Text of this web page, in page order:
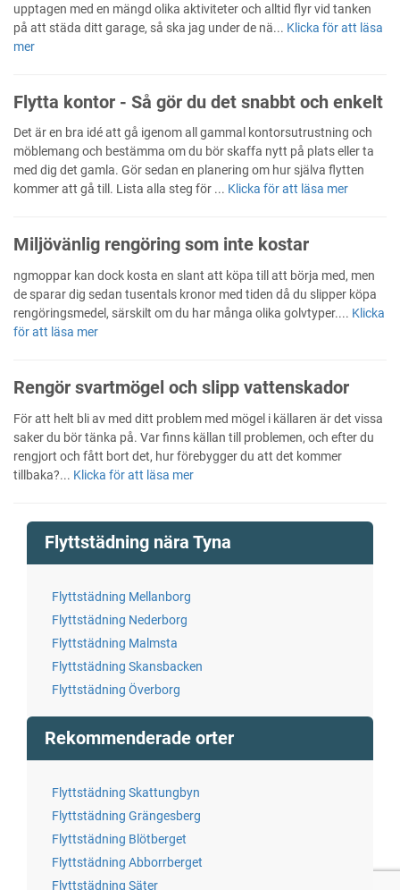
upptagen med en mängd olika aktiviteter och alltid flyr vid tanken
på att städa ditt garage, så ska jag under de nä... Klicka för att läsa
mer
Flytta kontor - Så gör du det snabbt och enkelt
Det är en bra idé att gå igenom all gammal kontorsutrustning och
möblemang och bestämma om du bör skaffa nytt på plats eller ta
med dig det gamla. Gör sedan en planering om hur själva flytten
kommer att gå till. Lista alla steg för ... Klicka för att läsa mer
Miljövänlig rengöring som inte kostar
ngmoppar kan dock kosta en slant att köpa till att börja med, men
de sparar dig sedan tusentals kronor med tiden då du slipper köpa
rengöringsmedel, särskilt om du har många olika golvtyper.... Klicka
för att läsa mer
Rengör svartmögel och slipp vattenskador
För att helt bli av med ditt problem med mögel i källaren är det vissa
saker du bör tänka på. Var finns källan till problemen, och efter du
rengjort och fått bort det, hur förebygger du att det kommer
tillbaka?... Klicka för att läsa mer
Flyttstädning nära Tyna
Flyttstädning Mellanborg
Flyttstädning Nederborg
Flyttstädning Malmsta
Flyttstädning Skansbacken
Flyttstädning Överborg
Rekommenderade orter
Flyttstädning Skattungbyn
Flyttstädning Grängesberg
Flyttstädning Blötberget
Flyttstädning Abborrberget
Flyttstädning Säter